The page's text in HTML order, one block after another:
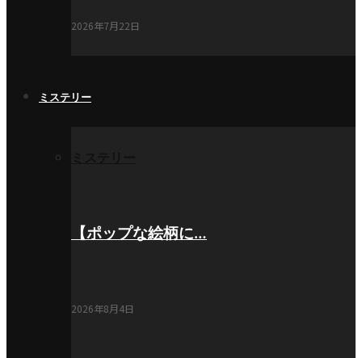
2026年7月22日
ミステリー
【ポップな絵柄に…
2026年8月4日